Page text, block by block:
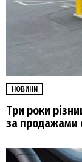
НОВИНИ
Три роки
за продажами